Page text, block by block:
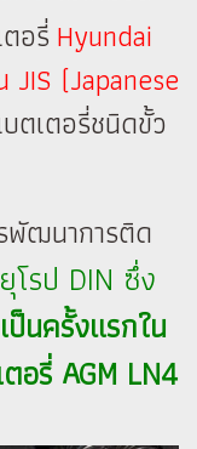
อรี่ Hyundai
(Japanese
ตเตอรี่ชนิดขั้ว
พัฒนาการติด
โรป DIN ซึ่ง
เป็นครั้งแรกใน
อรี่ AGM LN4